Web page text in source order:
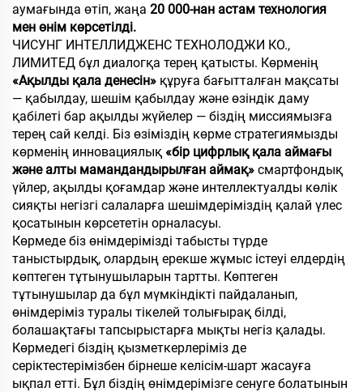
аумағында өтіп, жаңа 20 000-нан астам технология
мен өнім көрсетілді.
ЧИСУНГ ИНТЕЛЛИДЖЕНС ТЕХНОЛОДЖИ КО.,
ЛИМИТЕД бұл диалогқа терең қатысты. Көрменің
«Ақылды қала денесін» құруға бағытталған мақсаты
— қабылдау, шешім қабылдау және өзіндік даму
қабілеті бар ақылды жүйелер — біздің миссиямызға
терең сай келді. Біз өзіміздің көрме стратегиямызды
көрменің инновациялық «бір цифрлық қала аймағы
және алты мамандандырылған аймақ» смартфондық
үйлер, ақылды қоғамдар және интеллектуалды көлік
сияқты негізгі салаларға шешімдеріміздің қалай үлес
қосатынын көрсететін орналасуы.
Көрмеде біз өнімдерімізді табысты түрде
таныстырдық, олардың ерекше жұмыс істеуі елдердің
көптеген тұтынушыларын тартты. Көптеген
тұтынушылар да бұл мүмкіндікті пайдаланып,
өнімдеріміз туралы тікелей толығырақ білді,
болашақтағы тапсырыстарға мықты негіз қалады.
Көрмедегі біздің қызметкерлеріміз де
серіктестерімізбен бірнеше келісім-шарт жасауға
ықпал етті. Бұл біздің өнімдерімізге сенуге болатынын